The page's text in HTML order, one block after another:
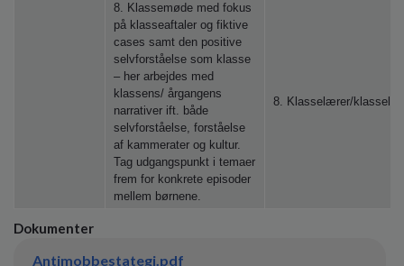
8. Klassemøde med fokus
på klasseaftaler og fiktive
cases samt den positive
selvforståelse som klasse
– her arbejdes med
klassens/ årgangens
narrativer ift. både
selvforståelse, forståelse
af kammerater og kultur.
Tag udgangspunkt i temaer
frem for konkrete episoder
mellem børnene.
8. Klasselærer/
Dokumenter
Antimobbestategi.pdf